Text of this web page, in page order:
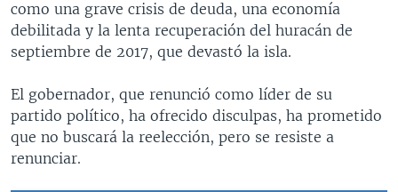
como una grave crisis de deuda, una economía
debilitada y la lenta recuperación del huracán de
septiembre de 2017, que devastó la isla.
El gobernador, que renunció como líder de su
partido político, ha ofrecido disculpas, ha prometido
que no buscará la reelección, pero se resiste a
renunciar.